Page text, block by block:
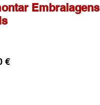
Embraiagens
€Preço